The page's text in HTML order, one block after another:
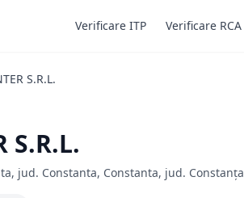
Verificare ITP Verificare RCA
S.R.L.
S.R.L.
jud. Constanta, Constanta, jud. Constanța